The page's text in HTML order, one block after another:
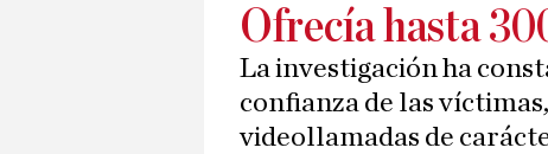
Ofrecía hasta
La investigación ha
confianza de las
videollamadas de